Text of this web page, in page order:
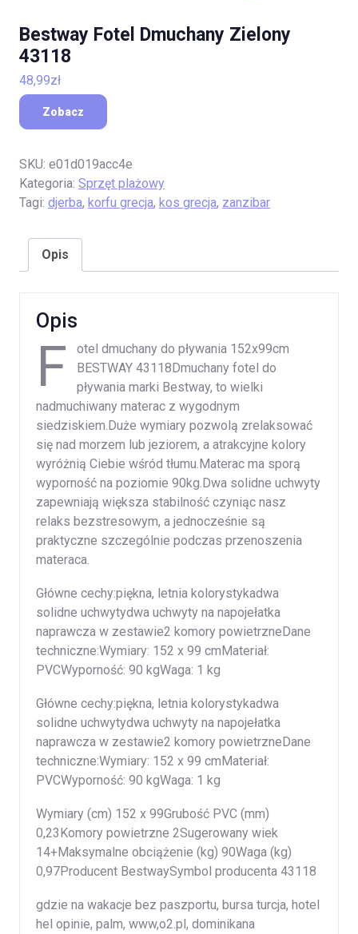
Bestway Fotel Dmuchany Zielony
43118
48,99zł
Zobacz
SKU: e01d019acc4e
Kategoria: Sprzęt plażowy
Tagi: djerba, korfu grecja, kos grecja, zanzibar
Opis
Opis
F
otel dmuchany do pływania 152x99cm
BESTWAY 43118Dmuchany fotel do
pływania marki Bestway, to wielki
nadmuchiwany materac z wygodnym
siedziskiem.Duże wymiary pozwolą zrelaksować
się nad morzem lub jeziorem, a atrakcyjne kolory
wyróżnią Ciebie wśród tłumu.Materac ma sporą
wyporność na poziomie 90kg.Dwa solidne uchwyty
zapewniają większa stabilność czyniąc nasz
relaks bezstresowym, a jednocześnie są
praktyczne szczególnie podczas przenoszenia
materaca.
Główne cechy:piękna, letnia kolorystykadwa
solidne uchwytydwa uchwyty na napojełatka
naprawcza w zestawie2 komory powietrzneDane
techniczne:Wymiary: 152 x 99 cmMateriał:
PVCWyporność: 90 kgWaga: 1 kg
Główne cechy:piękna, letnia kolorystykadwa
solidne uchwytydwa uchwyty na napojełatka
naprawcza w zestawie2 komory powietrzneDane
techniczne:Wymiary: 152 x 99 cmMateriał:
PVCWyporność: 90 kgWaga: 1 kg
Wymiary (cm) 152 x 99Grubość PVC (mm)
0,23Komory powietrzne 2Sugerowany wiek
14+Maksymalne obciążenie (kg) 90Waga (kg)
0,97Producent BestwaySymbol producenta 43118
gdzie na wakacje bez paszportu, bursa turcja, hotel
hel opinie, palm, www,o2.pl, dominikana